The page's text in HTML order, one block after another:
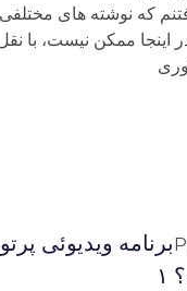
که نوشته های
در اینجا ممکن نیست، با
برنامه ويديوئى